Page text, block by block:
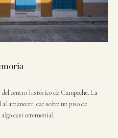
centro histórico de Campeche. La
amanecer, cae sobre un piso de
casi ceremonial.